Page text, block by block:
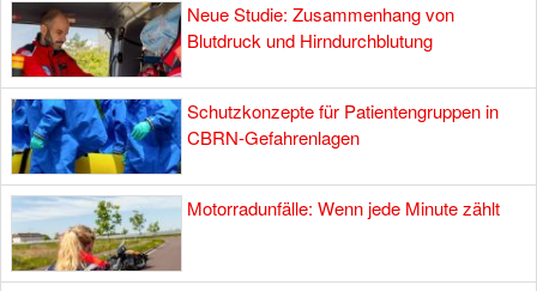
Neue Studie: Zusammenhang von
Blutdruck und Hirndurchblutung
Schutzkonzepte für Patientengruppen in
CBRN-Gefahrenlagen
Motorradunfälle: Wenn jede Minute zählt